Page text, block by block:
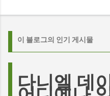
이 블로그의 인기 게시물
다니엘 데